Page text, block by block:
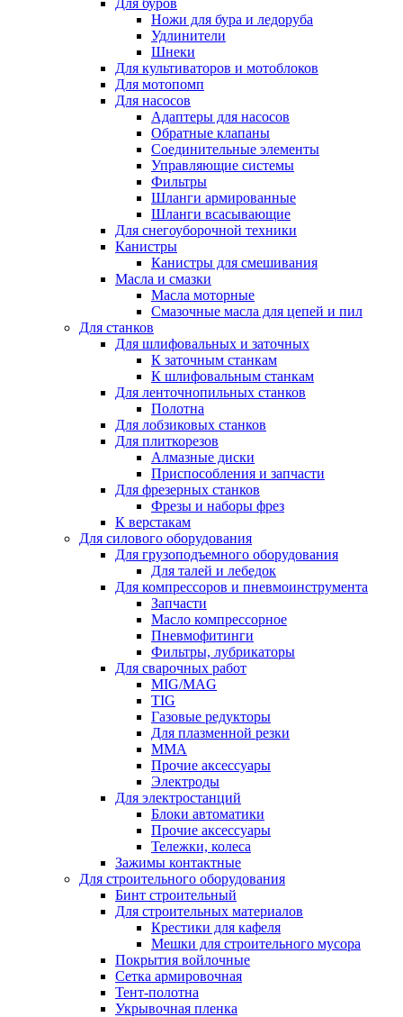
Для буров
Ножи для бура и ледоруба
Удлинители
Шнеки
Для культиваторов и мотоблоков
Для мотопомп
Для насосов
Адаптеры для насосов
Обратные клапаны
Соединительные элементы
Управляющие системы
Фильтры
Шланги армированные
Шланги всасывающие
Для снегоуборочной техники
Канистры
Канистры для смешивания
Масла и смазки
Масла моторные
Смазочные масла для цепей и пил
Для станков
Для шлифовальных и заточных
К заточным станкам
К шлифовальным станкам
Для ленточнопильных станков
Полотна
Для лобзиковых станков
Для плиткорезов
Алмазные диски
Приспособления и запчасти
Для фрезерных станков
Фрезы и наборы фрез
К верстакам
Для силового оборудования
Для грузоподъемного оборудования
Для талей и лебедок
Для компрессоров и пневмоинструмента
Запчасти
Масло компрессорное
Пневмофитинги
Фильтры, лубрикаторы
Для сварочных работ
MIG/MAG
TIG
Газовые редукторы
Для плазменной резки
ММА
Прочие аксессуары
Электроды
Для электростанций
Блоки автоматики
Прочие аксессуары
Тележки, колеса
Зажимы контактные
Для строительного оборудования
Бинт строительный
Для строительных материалов
Крестики для кафеля
Мешки для строительного мусора
Покрытия войлочные
Сетка армировочная
Тент-полотна
Укрывочная пленка